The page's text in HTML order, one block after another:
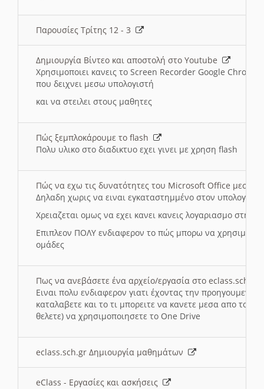
Παρουσίες Τρίτης 12 - 3
Δημιουργία Βίντεο και αποστολή στο Youtube
Χρησιμοποιει κανεις το Screen Recorder Google Chrome
που δειχνει μεσω υπολογιστή
και να στειλει στους μαθητες
Πώς ξεμπλοκάρουμε το flash
Πολυ υλικο στο διαδικτυο εχει γινει με χρηση flash
Πώς να εχω τις δυνατότητες του Microsoft Office μεσω
Δηλαδη χωρις να ειναι εγκαταστημμένο στον
Χρειαζεται ομως να εχει κανει κανεις λογαριασμο στη
Επιπλεον ΠΟΛΥ ενδιαφερον το πώς μπορω να
ομάδες
Πως να ανεβάσετε ένα αρχείο/εργασία στο eclass.sch.gr
Ειναι πολυ ενδιαφερον γιατι έχοντας την
καταλαβετε και το τι μπορειτε να κανετε μεσα απο το
θελετε) να χρησιμοποιησετε το One Drive
eclass.sch.gr Δημιουργία μαθημάτων
eClass - Εργασίες και ασκήσεις